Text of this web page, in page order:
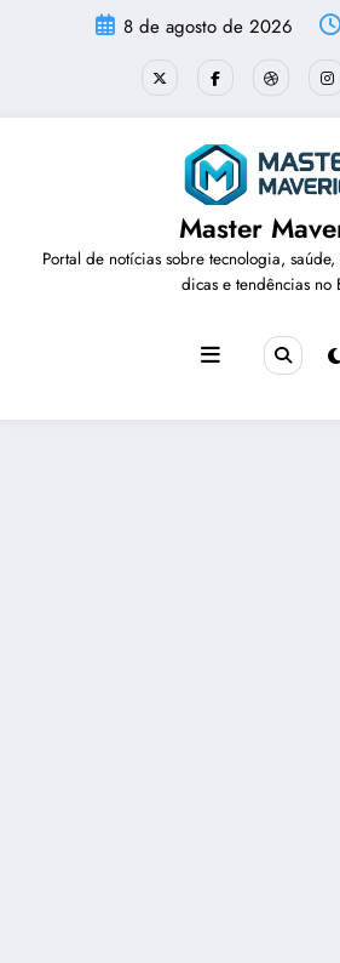
8 de agosto de 2026
Master
Portal de notícias sobre tecnologia,
dicas e tendências no